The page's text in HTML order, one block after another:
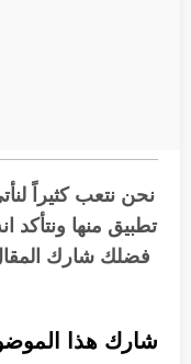
نحن نتعب كثيراً
تطبيق منها
فضلك شارك
شارك هذا